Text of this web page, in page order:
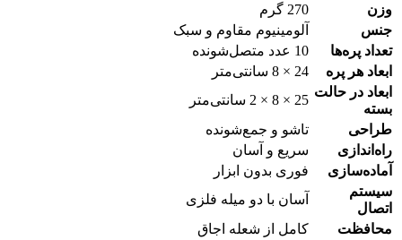
وزن
270 گرم
جنس
آلومینیوم مقاوم و سبک
تعداد پره‌ها
10 عدد متصل‌شونده
ابعاد هر پره
24 × 8 سانتی‌متر
ابعاد در حالت
بسته
25 × 8 × 2 سانتی‌متر
طراحی
تاشو و جمع‌شونده
راه‌اندازی
سریع و آسان
آماده‌سازی
فوری بدون ابزار
سیستم
اتصال
آسان با دو میله فلزی
محافظت
کامل از شعله اجاق